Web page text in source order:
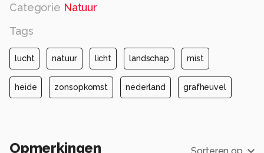
Categorie Natuur
Tags
lucht natuur licht landschap mist
heide zonsopkomst nederland grafheuvel
Opmerkingen Sorteren op